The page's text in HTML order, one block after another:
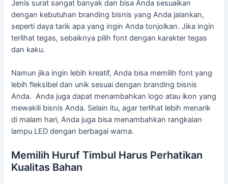
Jenis surat sangat banyak dan bisa Anda sesuaikan
dengan kebutuhan branding bisnis yang Anda jalankan,
seperti daya tarik apa yang ingin Anda tonjolkan. Jika ingin
terlihat tegas, sebaiknya pilih font dengan karakter tegas
dan kaku.
Namun jika ingin lebih kreatif, Anda bisa memilih font yang
lebih fleksibel dan unik sesuai dengan branding bisnis
Anda. Anda juga dapat menambahkan logo atau ikon yang
mewakili bisnis Anda. Selain itu, agar terlihat lebih menarik
di malam hari, Anda juga bisa menambahkan rangkaian
lampu LED dengan berbagai warna.
Memilih Huruf Timbul Harus Perhatikan
Kualitas Bahan